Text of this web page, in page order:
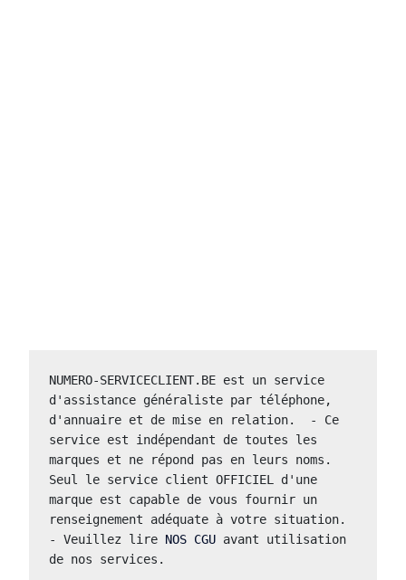
NUMERO-SERVICECLIENT.BE est un service
d'assistance généraliste par téléphone,
d'annuaire et de mise en relation.  - Ce
service est indépendant de toutes les
marques et ne répond pas en leurs noms.
Seul le service client OFFICIEL d'une
marque est capable de vous fournir un
renseignement adéquate à votre situation.
- Veuillez lire NOS CGU avant utilisation
de nos services.